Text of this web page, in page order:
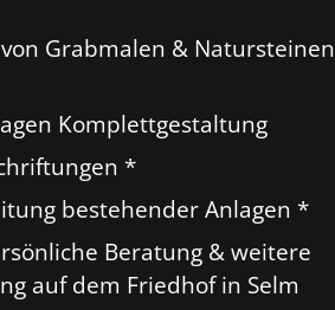
Grabmalen & Natursteinen
Komplettgestaltung
*
bestehender Anlagen *
Beratung & weitere
auf dem Friedhof in Selm